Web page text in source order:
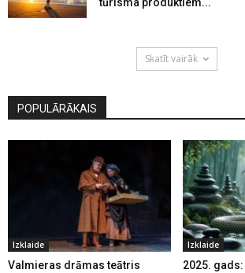
tūrisma produktiem...
Skatīt vairāk
POPULĀRĀKAIS
Izklaide
Valmieras drāmas teātris
Izklaide
2025. gads: